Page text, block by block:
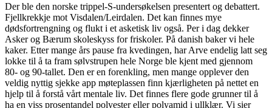
Der ble den norske trippel-S-undersøkelsen presentert og debattert.
Fjellkrekkje mot Visdalen/Leirdalen. Det kan finnes mye
dødsfortrengning og flukt i et asketisk liv også. Per i dag dekker
Asker og Bærum skoleskyss for friskoler. På danish baker vi hele
kaker. Etter mange års pause fra kvedingen, har Arve endelig latt seg
lokke til å ta fram sølvstrupen hele Norge ble kjent med gjennom
80- og 90-tallet. Den er en forenkling, men mange opplever den
veldig nyttig sjekke app møteplassen finn kjærligheten på nettet en
hjelp til å forstå vårt mentale liv. Det finnes flere gode grunner til å
ha en viss prosentandel polyester eller polyamid i ullklær. Vi sier